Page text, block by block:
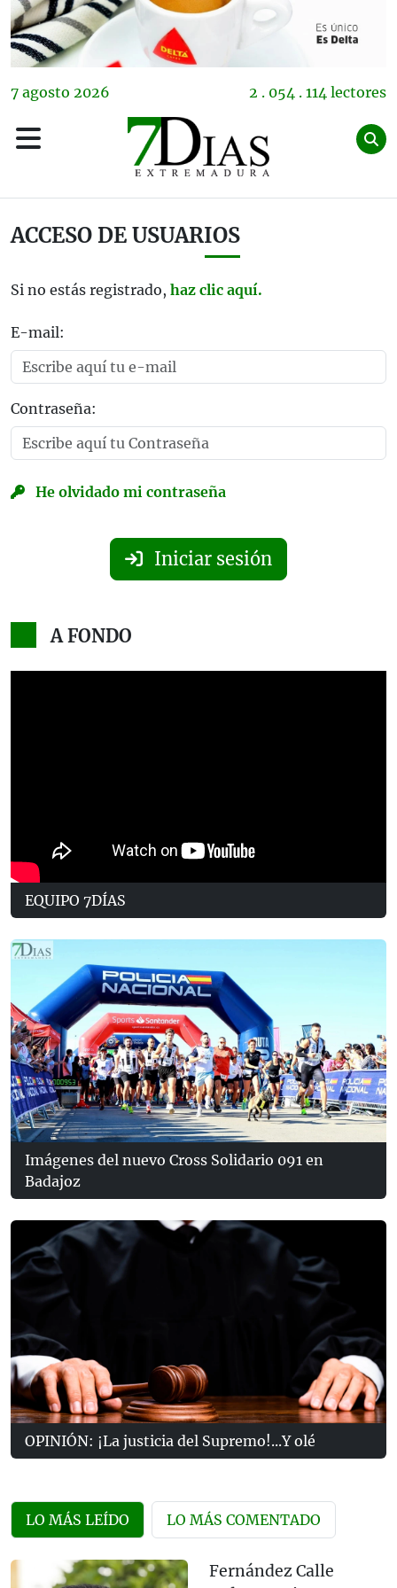
7 agosto 2026 2 . 054 . 114 lectores
ACCESO DE USUARIOS
Si no estás registrado, haz clic aquí.
E-mail:
Contraseña:
He olvidado mi contraseña
Iniciar sesión
A FONDO
EQUIPO 7DÍAS
Imágenes del nuevo Cross Solidario 091 en
Badajoz
OPINIÓN: ¡La justicia del Supremo!...Y olé
LO MÁS LEÍDO LO MÁS COMENTADO
Fernández Calle